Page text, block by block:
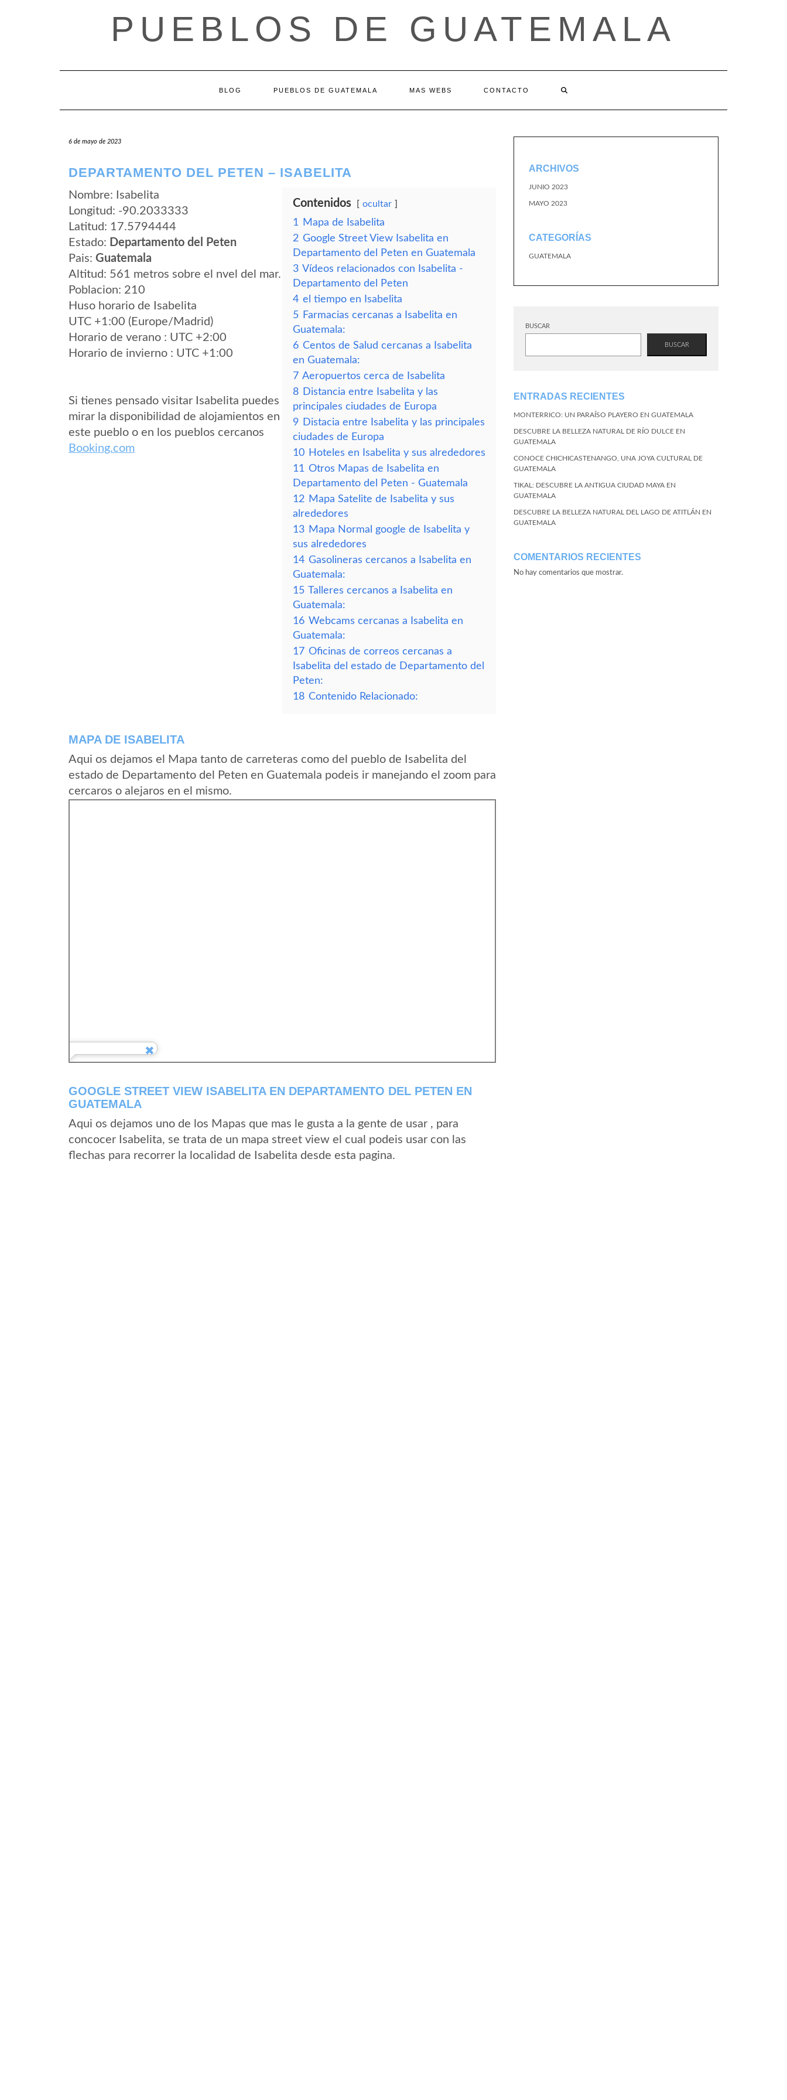
PUEBLOS DE GUATEMALA
BLOG PUEBLOS DE GUATEMALA MAS WEBS CONTACTO
6 de mayo de 2023
DEPARTAMENTO DEL PETEN – ISABELITA
Nombre: Isabelita
Longitud: -90.2033333
Latitud: 17.5794444
Estado: Departamento del Peten
Pais: Guatemala
Altitud: 561 metros sobre el nvel del mar.
Poblacion: 210
Huso horario de Isabelita
UTC +1:00 (Europe/Madrid)
Horario de verano : UTC +2:00
Horario de invierno : UTC +1:00
Si tienes pensado visitar Isabelita puedes
mirar la disponibilidad de alojamientos en
este pueblo o en los pueblos cercanos
Booking.com
Contenidos ocultar
1
Mapa de Isabelita
2 Google Street View Isabelita en
Departamento del Peten en Guatemala
3 Vídeos relacionados con Isabelita -
Departamento del Peten
4 el tiempo en Isabelita
5 Farmacias cercanas a Isabelita en
Guatemala:
6 Centos de Salud cercanas a Isabelita
en Guatemala:
7 Aeropuertos cerca de Isabelita
8 Distancia entre Isabelita y las
principales ciudades de Europa
9 Distacia entre Isabelita y las principales
ciudades de Europa
10 Hoteles en Isabelita y sus alrededores
11 Otros Mapas de Isabelita en
Departamento del Peten - Guatemala
12 Mapa Satelite de Isabelita y sus
alrededores
13 Mapa Normal google de Isabelita y
sus alrededores
14 Gasolineras cercanos a Isabelita en
Guatemala:
15 Talleres cercanos a Isabelita en
Guatemala:
16 Webcams cercanas a Isabelita en
Guatemala:
17 Oficinas de correos cercanas a
Isabelita del estado de Departamento del
Peten:
18 Contenido Relacionado:
MAPA DE ISABELITA
Aqui os dejamos el Mapa tanto de carreteras como del pueblo de Isabelita del
estado de Departamento del Peten en Guatemala podeis ir manejando el zoom para
cercaros o alejaros en el mismo.
GOOGLE STREET VIEW ISABELITA EN DEPARTAMENTO DEL PETEN EN
GUATEMALA
Aqui os dejamos uno de los Mapas que mas le gusta a la gente de usar , para
concocer Isabelita, se trata de un mapa street view el cual podeis usar con las
flechas para recorrer la localidad de Isabelita desde esta pagina.
ARCHIVOS
JUNIO 2023
MAYO 2023
CATEGORÍAS
GUATEMALA
BUSCAR
BUSCAR
ENTRADAS RECIENTES
MONTERRICO: UN PARAÍSO PLAYERO EN GUATEMALA
DESCUBRE LA BELLEZA NATURAL DE RÍO DULCE EN
GUATEMALA
CONOCE CHICHICASTENANGO, UNA JOYA CULTURAL DE
GUATEMALA
TIKAL: DESCUBRE LA ANTIGUA CIUDAD MAYA EN
GUATEMALA
DESCUBRE LA BELLEZA NATURAL DEL LAGO DE ATITLÁN EN
GUATEMALA
COMENTARIOS RECIENTES
No hay comentarios que mostrar.